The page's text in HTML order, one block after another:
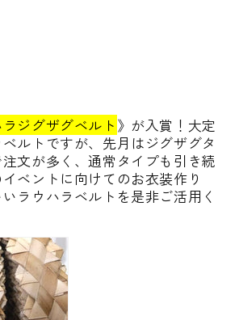
ジグザグベルト 》が入賞！大定
ルトですが、先月はジグザグタ
文が多く、通常タイプも引き続
ベントに向けてのお衣装作り
ラウハラベルトを是非ご活用く